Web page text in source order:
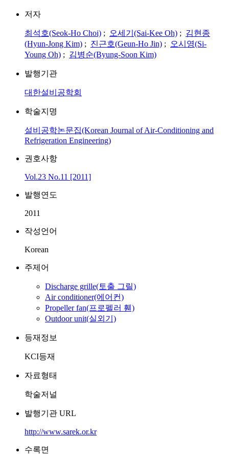
저자
최석호(Seok-Ho Choi) ; 오세기(Sai-Kee Oh) ; 김현종
(Hyun-Jong Kim) ; 진근호(Geun-Ho Jin) ;
오시영(Si-
Young Oh) ; 김병순(Byung-Soon Kim)
발행기관
대한설비공학회
학술지명
설비공학논문집(Korean Journal of Air-Conditioning and
Refrigeration Engineering)
권호사항
Vol.23 No.11 [2011]
발행연도
2011
작성언어
Korean
주제어
Discharge grille(토출 그릴)
Air conditioner(에어컨)
Propeller fan(프로펠러 휀)
Outdoor unit(실외기)
등재정보
KCI등재
자료형태
학술저널
발행기관 URL
http://www.sarek.or.kr
수록면